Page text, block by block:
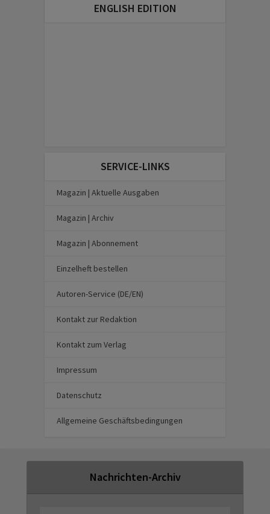
ENGLISH EDITION
SERVICE-LINKS
Magazin | Aktuelle Ausgaben
Magazin | Archiv
Magazin | Abonnement
Einzelheft bestellen
Autoren-Service (DE/EN)
Kontakt zur Redaktion
Kontakt zum Verlag
Impressum
Datenschutz
Allgemeine Geschäftsbedingungen
Nachrichten-Archiv